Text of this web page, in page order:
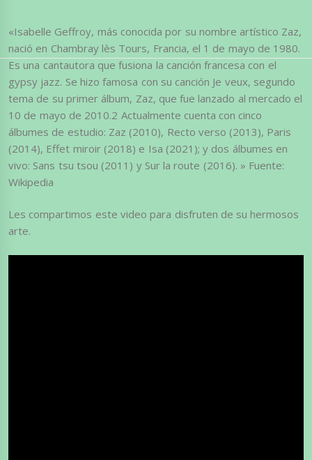
«Isabelle Geffroy, más conocida por su nombre artístico Zaz,
nació en Chambray lès Tours, Francia, el 1 de mayo de 1980.
Es una cantautora que fusiona la canción francesa con el
gypsy jazz. Se hizo famosa con su canción Je veux, segundo
tema de su primer álbum, Zaz, que fue lanzado al mercado el
10 de mayo de 2010.2​ Actualmente cuenta con cinco
álbumes de estudio: Zaz (2010), Recto verso (2013), Paris
(2014), Effet miroir (2018) e Isa (2021); y dos álbumes en
vivo: Sans tsu tsou (2011) y Sur la route (2016). » Fuente:
Wikipedia
Les compartimos este video para disfruten de su hermosos
arte.